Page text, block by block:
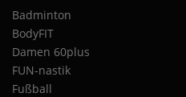
Badminton
BodyFIT
Damen 60plus
FUN-nastik
Fußball